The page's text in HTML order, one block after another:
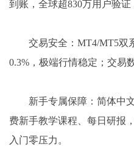
到账，全球超830万用户验证
交易安全：MT4/MT5双
0.3%，极端行情稳定；交易
新手专属保障：简体中
费新手教学课程、每日研报
入门零压力。